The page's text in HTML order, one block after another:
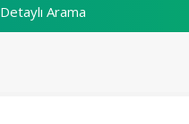
Detaylı Arama